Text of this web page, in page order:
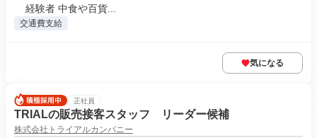
経験者 中食や百貨...
交通費支給
気になる
正社員
TRIALの販売接客スタッフ リーダー候補
株式会社トライアルカンパニー